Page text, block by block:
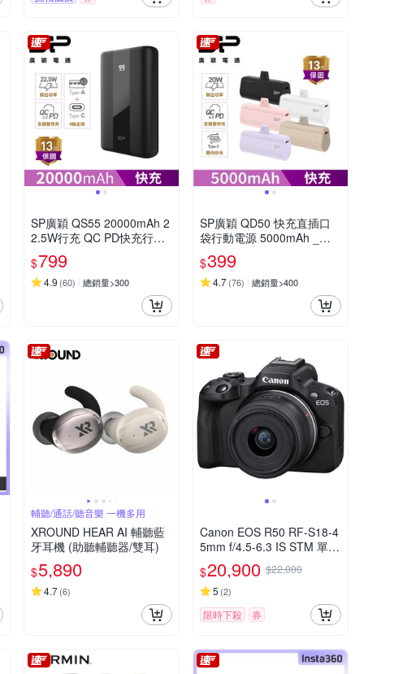
SP廣穎 QS55 20000mAh 2
2.5W行充 QC PD快充行動
電源
$799
4.9 (60) 總銷量>300
SP廣穎 QD50 快充直插口
袋行動電源 5000mAh _具W
h標示
$399
4.7(76) 總銷量>400
輔聽/通話/聽音樂 一機多用
XROUND HEAR AI 輔聽藍
牙耳機 (助聽輔聽器/雙耳)
$5,890
4.7(6)
Canon EOS R50 RF-S18-4
5mm f/4.5-6.3 IS STM 單鏡
組 公司貨
$20,900 $22,000
5 (2)
限時下殺 券